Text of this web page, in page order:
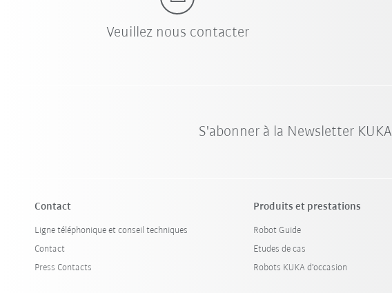
Veuillez nous contacter
S'abonner à la Newsletter KUKA
Contact
Ligne téléphonique et conseil techniques
Contact
Press Contacts
Produits et prestations
Robot Guide
Etudes de cas
Robots KUKA d'occasion